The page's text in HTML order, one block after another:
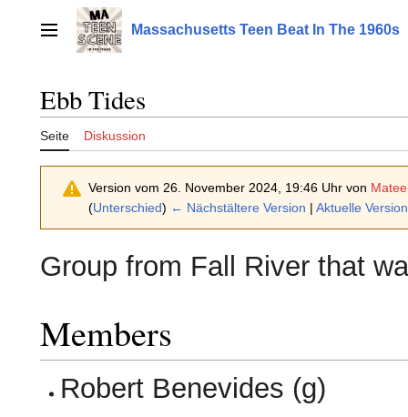
springenHauptmenü Massachusetts Teen Beat In The 1960s
Ebb Tides
Seite Diskussion
Version vom 26. November 2024, 19:46 Uhr von
(Unterschied) ← Nächstältere Version | Aktuelle Version
Group from Fall River that
Members
Robert Benevides (g)